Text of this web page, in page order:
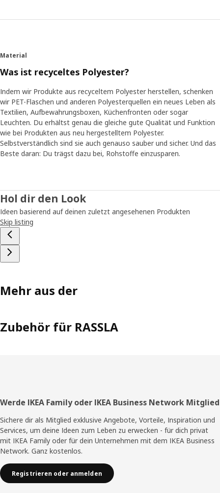
Material
Was ist recyceltes Polyester?
Indem wir Produkte aus recyceltem Polyester herstellen, schenken
wir PET-Flaschen und anderen Polyesterquellen ein neues Leben als
Textilien, Aufbewahrungsboxen, Küchenfronten oder sogar
Leuchten. Du erhältst genau die gleiche gute Qualität und Funktion
wie bei Produkten aus neu hergestelltem Polyester.
Selbstverständlich sind sie auch genauso sauber und sicher. Und das
Beste daran: Du trägst dazu bei, Rohstoffe einzusparen.
Hol dir den Look
Ideen basierend auf deinen zuletzt angesehenen Produkten
Skip listing
Mehr aus der
Zubehör für RASSLA
Fußzeile
Werde IKEA Family oder IKEA Business Network Mitglied
Sichere dir als Mitglied exklusive Angebote, Vorteile, Inspiration und
Services, um deine Ideen zum Leben zu erwecken - für dich privat
mit IKEA Family oder für dein Unternehmen mit dem IKEA Business
Network. Ganz kostenlos.
Registrieren oder anmelden